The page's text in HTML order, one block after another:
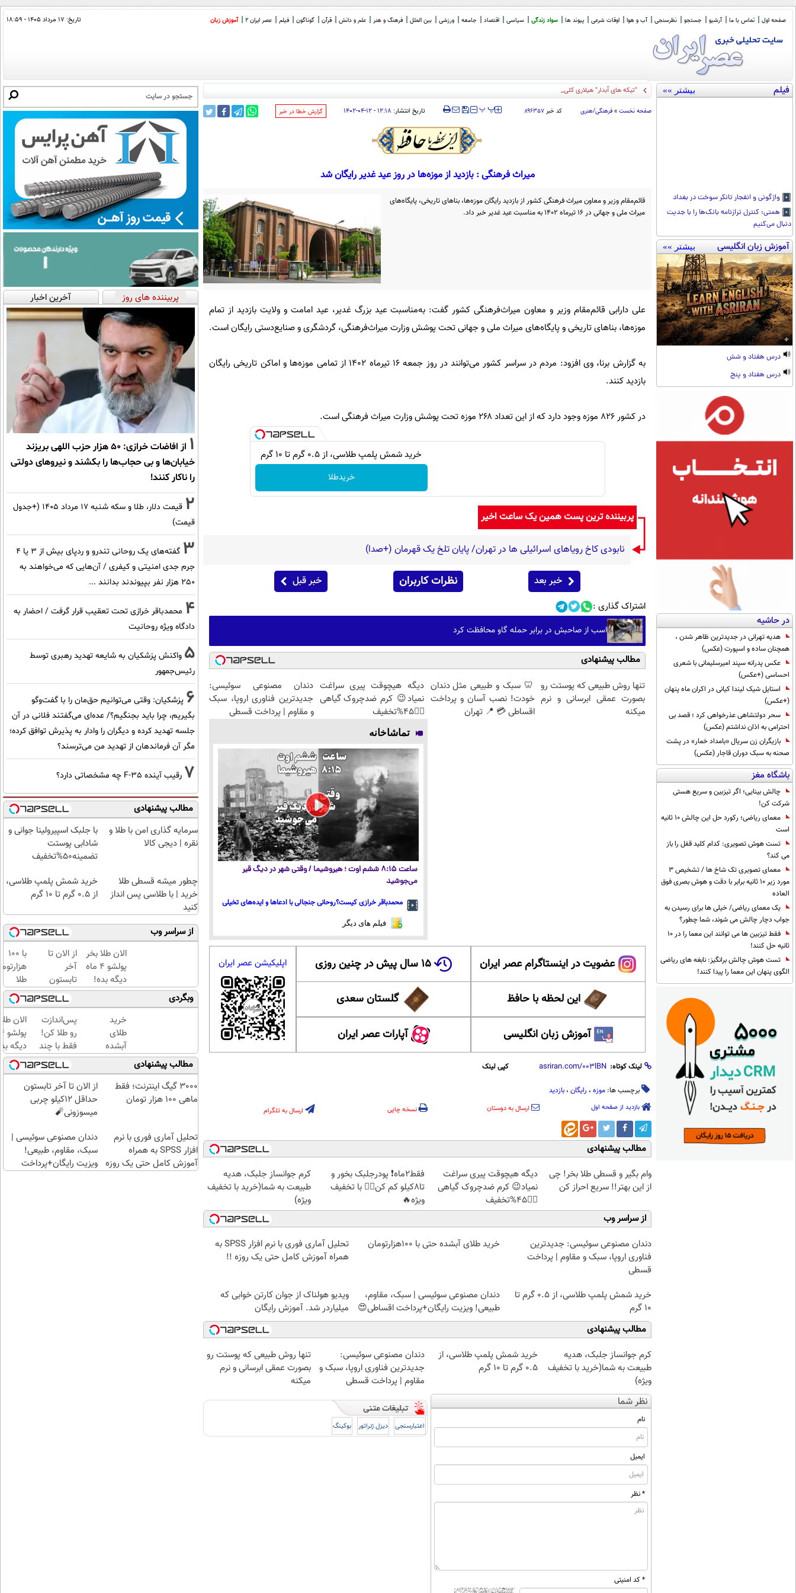
صفحه اول تماس با ما آرشیو جستجو نظرسنجی آب و هوا اوقات شرعی پیوند ها سواد زندگی سیاسی اقتصاد جامعه ورزشی بین الملل فرهنگ و هنر علم و دانش قرآن گوناگون فیلم عصر ایران 2 آموزش زبان تاریخ: ۱۷ مرداد ۱۴۰۵ - ۱۸:۵۹
فیلم بیشتر »»
واژگونی و انفجار تانکر سوخت در بغداد
همتی: کنترل ترازنامه بانک‌ها را با جدیت
دنبال می‌کنیم
آموزش زبان انگلیسی بیشتر »»
درس هفتاد و شش
درس هفتاد و پنج
در حاشیه
هدیه تهرانی در جدیدترین ظاهر شدن ،
همچنان ساده و اسپورت (عکس)
عکس پدرانه سپند امیرسلیمانی با شعری
احساسی (+عکس)
استایل شیک لیندا کیانی در اکران ماه پنهان
(+عکس)
سحر دولتشاهی عذرخواهی کرد ؛ قصد بی
احترامی به اذان نداشتم (عکس)
بازیگران زن سریال «بامداد خمار» در پشت
صحنه به سبک دوران قاجار (عکس)
باشگاه مغز
چالش بینایی؛ اگر تیزبین و سریع هستی
شرکت کن!
معمای ریاضی؛ رکورد حل این چالش 10 ثانیه
است
تست هوش تصویری: کدام کلید قفل را باز
می کند؟
معمای تصویری تک شاخ ها / تشخیص 3
مورد زیر 10 ثانیه برابر با دقت و هوش بصری فوق
العاده
یک معمای ریاضی/ خیلی ها برای رسیدن به
جواب دچار چالش می شوند، شما چطور؟
فقط تیزبین ها می توانند این معما را در 10
ثانیه حل کنند!
تست هوش چالش برانگیز: نابغه های ریاضی
الگوی پنهان این معما را پیدا کنند!
"تیکه های آبدار" هیلاری کلینتون به ترامپ:
صفحه نخست » فرهنگی/هنری کد خبر ۸۹۶۳۵۷ ‍‍‍ پپ تاریخ انتشار: ۱۲:۱۸ - ۱۲-۰۴-۱۴۰۲ ‌گزارش خطا در خبر
میراث‌ فرهنگی : بازدید از موزه‌ها در روز عید غدیر رایگان شد
قائم‌مقام وزیر و معاون میراث‌ فرهنگی کشور از بازدید رایگان موزه‌ها، بنا‌های تاریخی، پایگاه‌های
میراث ملی و جهانی در ۱۶ تیرماه ۱۴۰۲ به مناسبت عید غدیر خبر داد.
علی دارابی قائم‌مقام وزیر و معاون میراث‌فرهنگی کشور گفت: به‌مناسبت عید بزرگ غدیر، عید امامت و ولایت بازدید از تمام
موزه‌ها، بنا‌های تاریخی و پایگاه‌های میراث ملی و جهانی تحت پوشش وزارت میراث‌فرهنگی، گردشگری و صنایع‌دستی رایگان است.
به گزارش برنا، وی افزود: مردم در سراسر کشور می‌توانند در روز جمعه ۱۶ تیرماه ۱۴۰۲ از تمامی موزه‌ها و اماکن تاریخی رایگان
بازدید کنند.
در کشور ۸۲۶ موزه وجود دارد که از این تعداد ۲۶۸ موزه تحت پوشش وزارت میراث فرهنگی است.
خرید شمش پلمپ طلاسی، از ۰.۵ گرم تا ۱۰ گرم
خریدطلا
پربیننده ترین پست همین یک ساعت اخیر
نابودی کاخ رویاهای اسرائیلی ها در تهران/ پایان تلخ یک قهرمان (+صدا)
خبر بعد نظرات کاربران خبر قبل
اشتراک گذاری :
اسب از صاحبش در برابر حمله گاو محافظت کرد
مطالب پیشنهادی
تنها روش طبیعی که پوستت رو
بصورت عمقی ابرسانی و نرم
میکنه
🦷 سبک و طبیعی مثل دندان
خودت! نصب آسان و پرداخت
اقساطی 💳 📍 تهران
دیگه هیچوقت پیری سراغت
نمیاد😉 کرم ضدچروک گیاهی
👈🏻45%تخفیف
دندان مصنوعی سوئیسی:
جدیدترین فناوری اروپا، سبک
و مقاوم | پرداخت قسطی
تماشاخانه
ساعت ۸:۱۵ ششم اوت ؛ هیروشیما / وقتی شهر در دیگ قیر
می‌جوشید
محمدباقر خرازی کیست؟روحانی جنجالی با ادعاها و ایده‌های تخیلی
فیلم های دیگر
عضویت در اینستاگرام عصر ایران ۱۵ سال پیش در چنین روزی
این لحظه با حافظ گلستان سعدی
آموزش زبان انگلیسی آپارات عصر ایران
اپلیکیشن عصر ایران
لینک کوتاه: کپی لینک
برچسب ها: موزه ، رایگان ، بازدید
بازدید از صفحه اول ارسال به دوستان نسخه چاپی ارسال به تلگرام
مطالب پیشنهادی
وام بگیر و قسطی طلا بخر! چی
از این بهتر!! سریع احراز کن
دیگه هیچوقت پیری سراغت
نمیاد😉 کرم ضدچروک گیاهی
👈🏻45%تخفیف
فقط2ماه❗ پودرجلبک بخور و
تا8کیلو کم کن👌🏻 با تخفیف
ویژه🔥
کرم جوانساز جلبک، هدیه
طبیعت به شما(خرید با تخفیف
ویژه)
از سراسر وب
دندان مصنوعی سوئیسی: جدیدترین
فناوری اروپا، سبک و مقاوم | پرداخت
قسطی
خرید طلای آبشده حتی با ۱۰۰هزارتومان
تحلیل آماری فوری با نرم افزار SPSS به
همراه آموزش کامل حتی یک روزه !!
خرید شمش پلمپ طلاسی، از ۰.۵ گرم تا
۱۰ گرم
دندان مصنوعی سوئیسی | سبک، مقاوم،
طبیعی! ویزیت رایگان+پرداخت اقساطی😍
ویدیو هولناک از جوان کارتن خوابی که
میلیاردر شد. آموزش رایگان
مطالب پیشنهادی
کرم جوانساز جلبک، هدیه
طبیعت به شما(خرید با تخفیف
ویژه)
خرید شمش پلمپ طلاسی، از
۰.۵ گرم تا ۱۰ گرم
دندان مصنوعی سوئیسی:
جدیدترین فناوری اروپا، سبک و
مقاوم | پرداخت قسطی
تنها روش طبیعی که پوستت رو
بصورت عمقی ابرسانی و نرم
میکنه
نظر شما
نام
ایمیل
* نظر
* کد امنیتی
اعتبارسنجی دیزل ژنراتور بوکینگ
پربیننده های روز آخرین اخبار
1
از افاضات خرازی: ۵۰ هزار حزب اللهی بریزند
خیابان‌ها و بی حجاب‌ها را بکشند و نیرو‌های دولتی
را ناکار کنند!
2
قیمت دلار، طلا و سکه شنبه ۱۷ مرداد ۱۴۰۵ (+جدول
قیمت)
3
گفته‌های یک روحانی تندرو و ردپای بیش از ۳ یا ۴
جرم جدی امنیتی و کیفری / آن‌هایی که می‌خواهند به
۲۵۰ هزار نفر بپیوندند بدانند ...
4 محمدباقر خرازی تحت تعقیب قرار گرفت / احضار به
دادگاه ویژه روحانیت
5 واکنش پزشکیان به شایعه تهدید رهبری توسط
رئیس‌جمهور
6 پزشکیان: وقتی می‌توانیم حق‌مان را با گفت‌وگو
بگیریم، چرا باید بجنگیم؟/ عده‌ای می‌گفتند فلانی در آن
جلسه تهدید کرده و دیگران را وادار به پذیرش توافق کرده؛
مگر آن فرماندهان از تهدید من می‌ترسند؟
7 رقیب آینده F-35 چه مشخصاتی دارد؟
مطالب پیشنهادی
سرمایه گذاری امن با طلا و
نقره | دیجی کالا
با جلبک اسپیرولینا جوانی و
شادابی پوستت
تضمینه50%تخفیف
چطور میشه قسطی طلا
خرید | با طلاسی پس انداز
کنید
خرید شمش پلمپ طلاسی،
از ۰.۵ گرم تا ۱۰ گرم
از سراسر وب
الان طلا بخر
پولشو 4 ماه
دیگه بده!
سرمایه‌گذاری
طلا با اقساط
بی‌بهره
از الان تا
آخر
تابستون
حداقل
12کیلو
چربی
میسوزونی
🧨
با ۱۰۰
طلا
بخرید،
اون هم
قسطی
وبگردی
خرید
طلای
آبشده
حتی با
۱۰۰هزارتومان
پس‌اندازت
رو طلا کن!
فقط با چند
کلیک با
حداقل‌ترین
مبلغ...
الان
دیگه
طلا با
بی‌بهره
مطالب پیشنهادی
3000 گیگ اینترنت؛ فقط
ماهی 100 هزار تومان
از الان تا آخر تابستون
حداقل 12کیلو چربی
میسوزونی🧨
تحلیل آماری فوری با نرم
افزار SPSS به همراه
آموزش کامل حتی یک روزه
دندان مصنوعی سوئیسی |
سبک، مقاوم، طبیعی!
ویزیت رایگان+پرداخت